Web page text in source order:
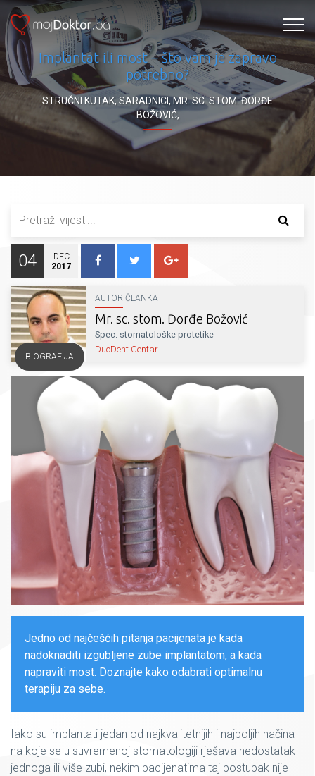
Implantat ili most – što vam je zapravo
potrebno?
STRUČNI KUTAK, SARADNICI, MR. SC. STOM. ĐORĐE
BOŽOVIĆ,
04
DEC
2017
AUTOR ČLANKA
Mr. sc. stom. Đorđe Božović
Spec. stomatološke protetike
DuoDent Centar
BIOGRAFIJA
Jedno od najčešćih pitanja pacijenata je kada
nadoknaditi izgubljene zube implantatom, a kada
napraviti most. Doznajte kako odabrati optimalnu
terapiju za sebe.
Iako su implantati jedan od najkvalitetnijih i najboljih načina
na koje se u suvremenoj stomatologiji rješava nedostatak
jednoga ili više zubi, nekim pacijenatima taj postupak nije